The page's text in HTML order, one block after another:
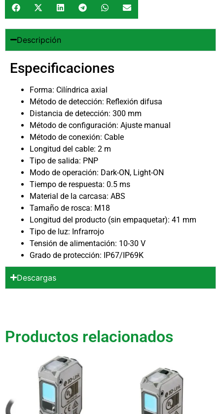
Descripción
Especificaciones
Forma: Cilíndrica axial
Método de detección: Reflexión difusa
Distancia de detección: 300 mm
Método de configuración: Ajuste manual
Método de conexión: Cable
Longitud del cable: 2 m
Tipo de salida: PNP
Modo de operación: Dark-ON, Light-ON
Tiempo de respuesta: 0.5 ms
Material de la carcasa: ABS
Tamaño de rosca: M18
Longitud del producto (sin empaquetar): 41 mm
Tipo de luz: Infrarrojo
Tensión de alimentación: 10-30 V
Grado de protección: IP67/IP69K
Descargas
Productos relacionados